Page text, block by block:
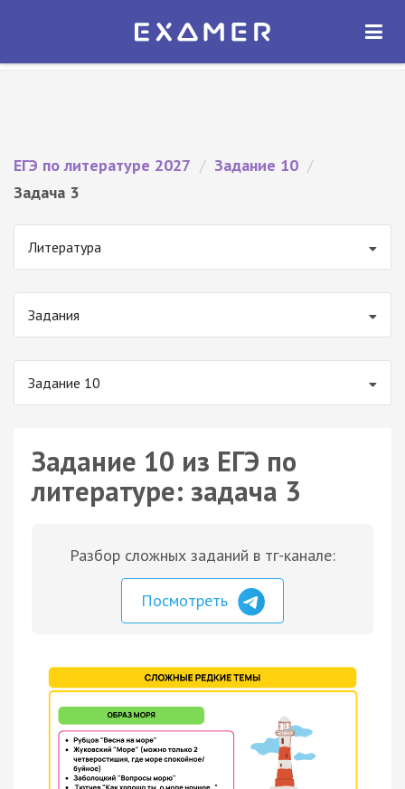
Экзамер — ЕГЭ 2027
ОТКРЫТЬ
ЕГЭ по литературе 2027 / Задание 10 /
Задача 3
Литература
Задания
Задание 10
Задание 10 из ЕГЭ по
литературе: задача 3
Разбор сложных заданий в тг-канале:
Посмотреть